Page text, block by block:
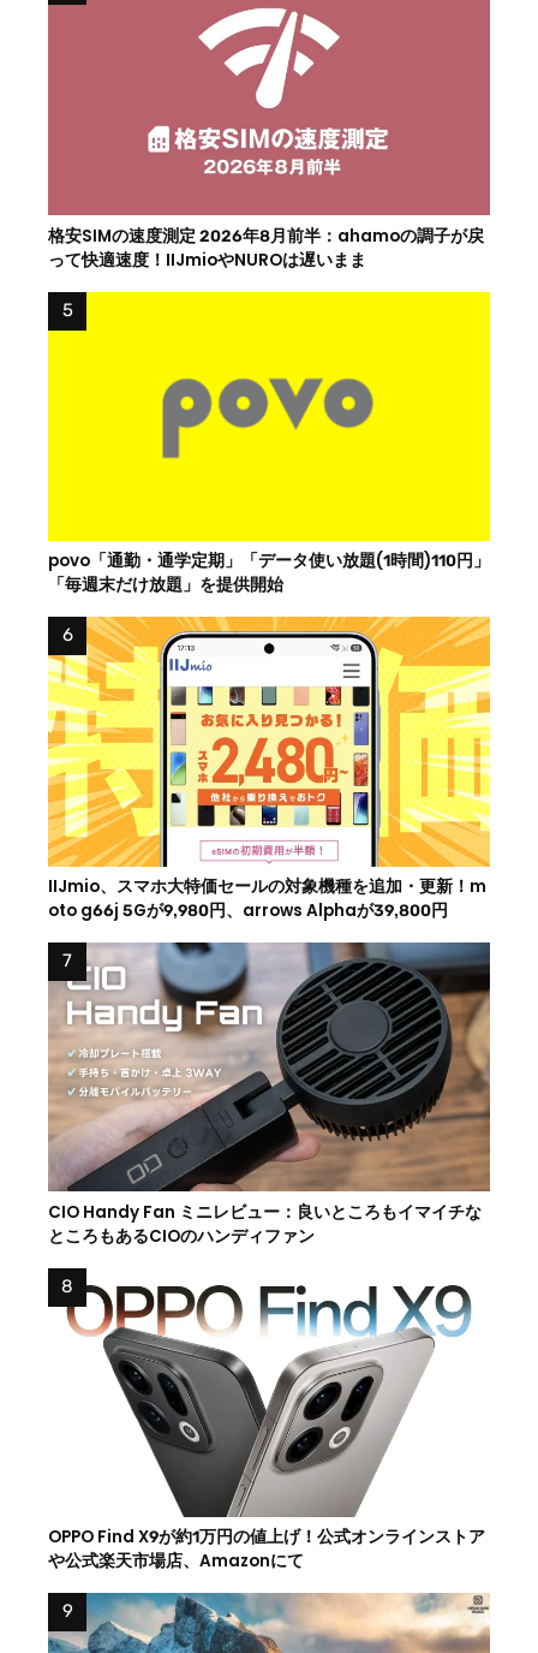
格安SIMの速度測定 2026年8月前半：ahamoの調子が戻
って快適速度！IIJmioやNUROは遅いまま
povo「通勤・通学定期」「データ使い放題(1時間)110円」
「毎週末だけ放題」を提供開始
IIJmio、スマホ大特価セールの対象機種を追加・更新！m
oto g66j 5Gが9,980円、arrows Alphaが39,800円
CIO Handy Fan ミニレビュー：良いところもイマイチな
ところもあるCIOのハンディファン
OPPO Find X9が約1万円の値上げ！公式オンラインストア
や公式楽天市場店、Amazonにて